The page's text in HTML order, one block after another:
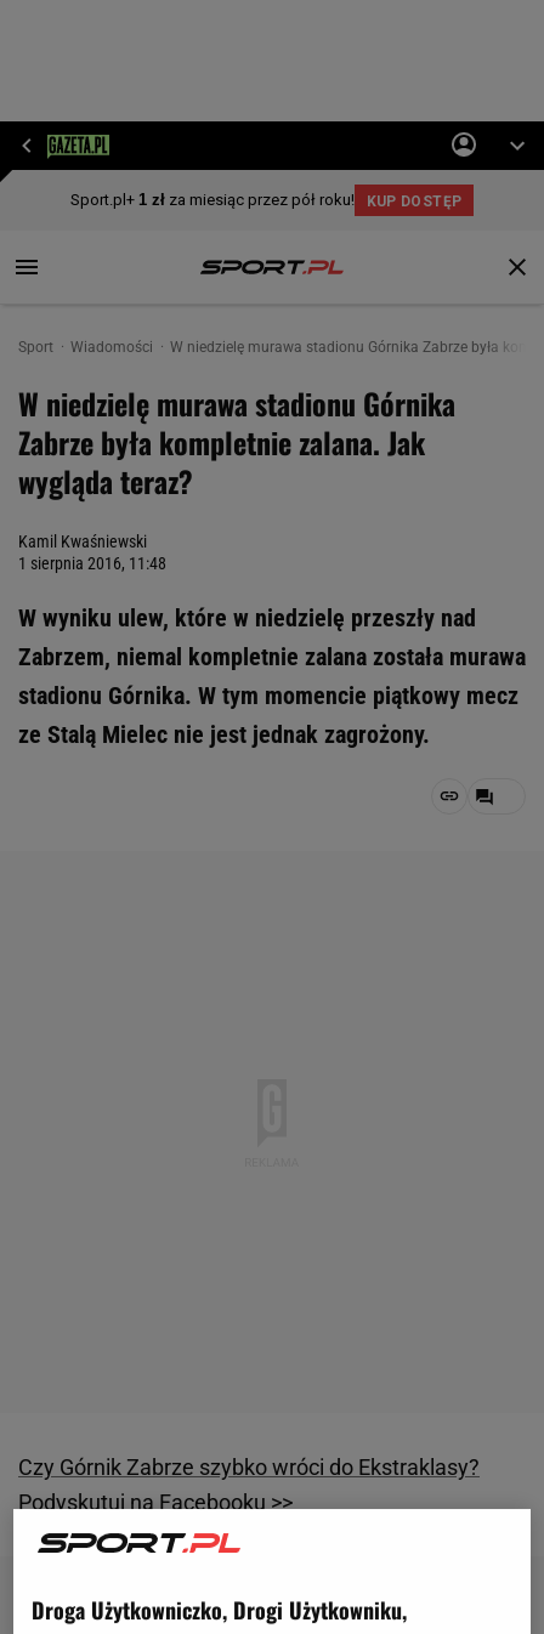
Sport Wiadomości W niedzielę murawa stadionu Górnika Zabrze była
W niedzielę murawa stadionu Górnika
Zabrze była kompletnie zalana. Jak
wygląda teraz?
Kamil Kwaśniewski
1 sierpnia 2016, 11:48
W wyniku ulew, które w niedzielę przeszły nad
Zabrzem, niemal kompletnie zalana została murawa
stadionu Górnika. W tym momencie piątkowy mecz
ze Stalą Mielec nie jest jednak zagrożony.
Czy Górnik Zabrze szybko wróci do Ekstraklasy?
Podyskutuj na Facebooku >>
Droga Użytkowniczko, Drogi Użytkowniku,